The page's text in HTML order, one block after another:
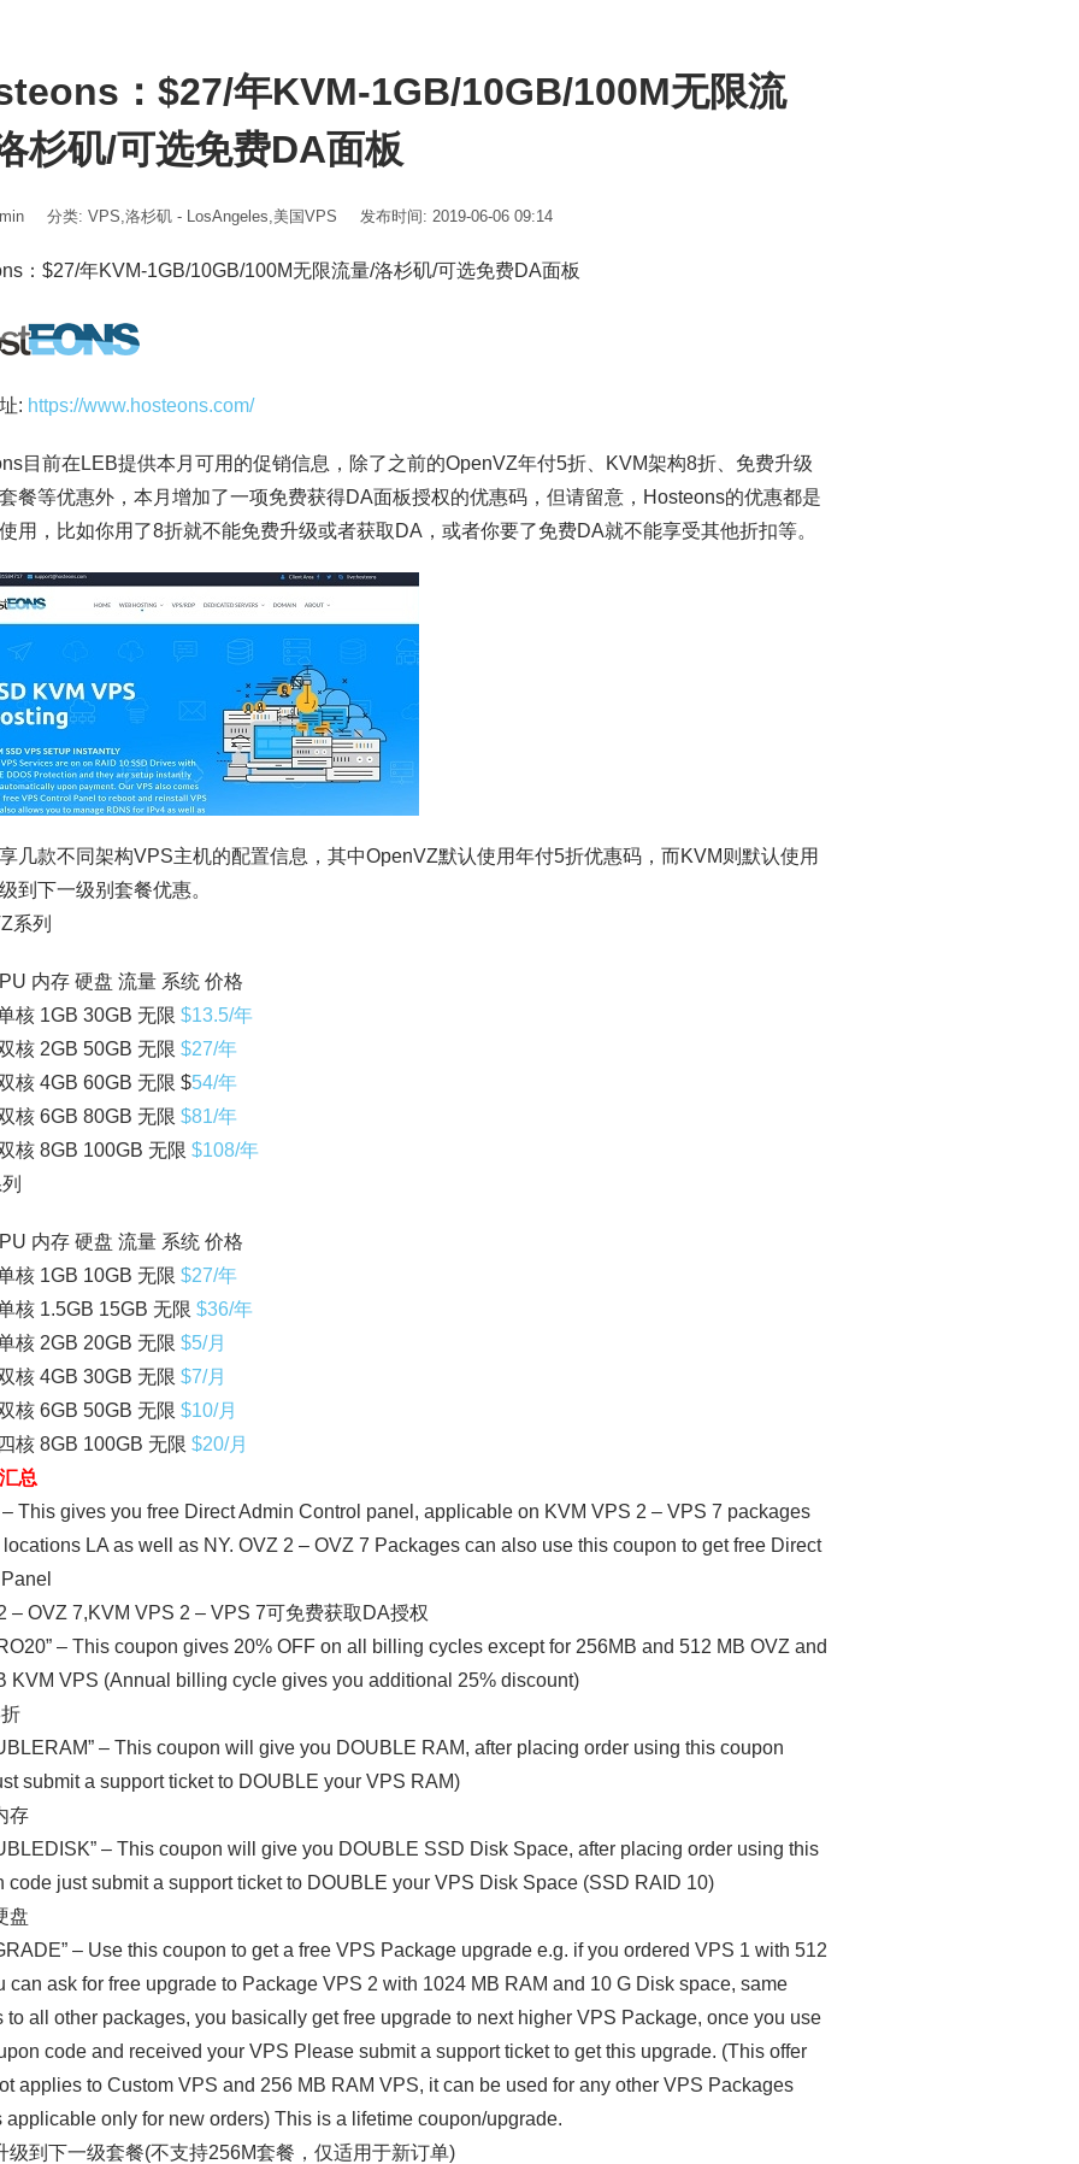
：$27/年KVM-1GB/10GB/100M无限流
杉矶/可选免费DA面板
分类: VPS,洛杉矶 - LosAngeles,美国VPS 发布时间: 2019-06-06 09:14
：$27/年KVM-1GB/10GB/100M无限流量/洛杉矶/可选免费DA面板
: https://www.hosteons.com/
目前在LEB提供本月可用的促销信息，除了之前的OpenVZ年付5折、KVM架构8折、免费升级
餐等优惠外，本月增加了一项免费获得DA面板授权的优惠码，但请留意，Hosteons的优惠都是
用，比如你用了8折就不能免费升级或者获取DA，或者你要了免费DA就不能享受其他折扣等。
几款不同架构VPS主机的配置信息，其中OpenVZ默认使用年付5折优惠码，而KVM则默认使用
到下一级别套餐优惠。
系列
内存 硬盘 流量 系统 价格
核 1GB 30GB 无限 $13.5/年
核 2GB 50GB 无限 $27/年
核 4GB 60GB 无限 $54/年
核 6GB 80GB 无限 $81/年
核 8GB 100GB 无限 $108/年
内存 硬盘 流量 系统 价格
核 1GB 10GB 无限 $27/年
核 1.5GB 15GB 无限 $36/年
核 2GB 20GB 无限 $5/月
核 4GB 30GB 无限 $7/月
核 6GB 50GB 无限 $10/月
核 8GB 100GB 无限 $20/月
总
– This gives you free Direct Admin Control panel, applicable on KVM VPS 2 – VPS 7 packages
LA as well as NY. OVZ 2 – OVZ 7 Packages can also use this coupon to get free Direct
– OVZ 7,KVM VPS 2 – VPS 7可免费获取DA授权
– This coupon gives 20% OFF on all billing cycles except for 256MB and 512 MB OVZ and
KVM VPS (Annual billing cycle gives you additional 25% discount)
– This coupon will give you DOUBLE RAM, after placing order using this coupon
submit a support ticket to DOUBLE your VPS RAM)
存
– This coupon will give you DOUBLE SSD Disk Space, after placing order using this
code just submit a support ticket to DOUBLE your VPS Disk Space (SSD RAID 10)
盘
– Use this coupon to get a free VPS Package upgrade e.g. if you ordered VPS 1 with 512
can ask for free upgrade to Package VPS 2 with 1024 MB RAM and 10 G Disk space, same
to all other packages, you basically get free upgrade to next higher VPS Package, once you use
code and received your VPS Please submit a support ticket to get this upgrade. (This offer
applies to Custom VPS and 256 MB RAM VPS, it can be used for any other VPS Packages
applicable only for new orders) This is a lifetime coupon/upgrade.
级到下一级套餐(不支持256M套餐，仅适用于新订单)